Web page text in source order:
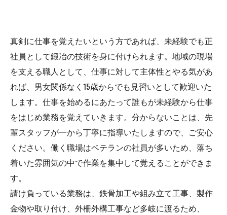
真剣に仕事を覚えたいという方であれば、未経験でも正
社員として鍛冶の技術を身に付けられます。地域の現場
を支える職人として、仕事に対して主体性とやる気があ
れば、男女関係なく15歳からでも見習いとして歓迎いた
します。仕事を始めるにあたって誰もが未経験から仕事
をはじめ業務を覚えていきます。分からないことは、先
輩スタッフが一から丁寧に指導いたしますので、ご安心
ください。働く職場はベテランの社員が多いため、落ち
着いた雰囲気の中で作業を集中して覚えることができま
す。
請け負っている業務は、鉄骨加工や組み立て工事、製作
金物や取り付け、外柵外構工事など多岐に渡るため、